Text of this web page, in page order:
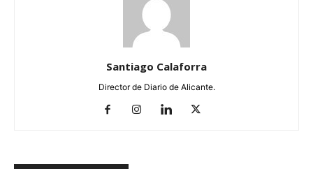
Santiago Calaforra
Director de Diario de Alicante.